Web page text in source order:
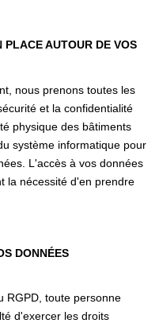
PLACE AUTOUR DE VOS
nous prenons toutes les
et la confidentialité
physique des bâtiments
système informatique pour
L'accès à vos données
la nécessité d'en prendre
DONNÉES
RGPD, toute personne
d'exercer les droits